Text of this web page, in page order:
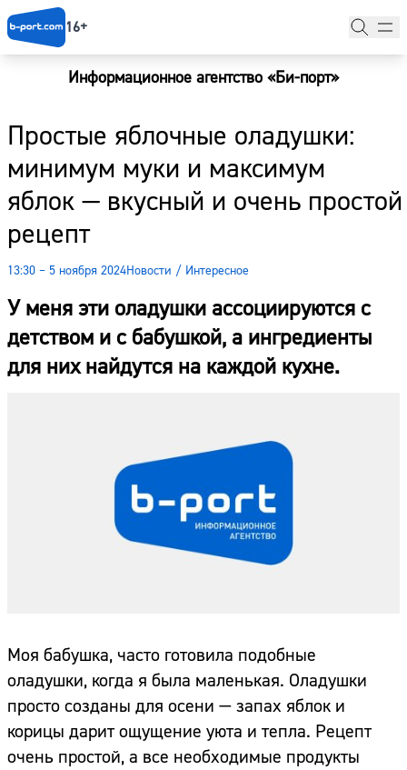
16+
Информационное агентство «Би-порт»
Простые яблочные оладушки:
минимум муки и максимум
яблок — вкусный и очень простой
рецепт
13:30 – 5 ноября 2024Новости / Интересное
У меня эти оладушки ассоциируются с
детством и с бабушкой, а ингредиенты
для них найдутся на каждой кухне.
Моя бабушка, часто готовила подобные
оладушки, когда я была маленькая. Оладушки
просто созданы для осени — запах яблок и
корицы дарит ощущение уюта и тепла. Рецепт
очень простой, а все необходимые продукты
Новости
Наши гости
Фоторепортажи
Погода
Курсы валют